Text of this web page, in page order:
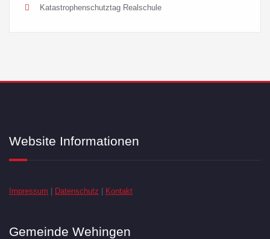
Katastrophenschutztag Realschule
Website Informationen
Impressum Datenschutz Kontakt
Gemeinde Wehingen